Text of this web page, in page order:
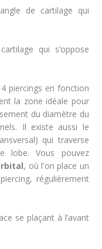
de cartilage qui
qui s’oppose
piercings en fonction
la zone idéale pour
du diamètre du
Il existe aussi le
qui traverse
lobe. Vous pouvez
, où l'on place un
régulièrement
se plaçant à l’avant